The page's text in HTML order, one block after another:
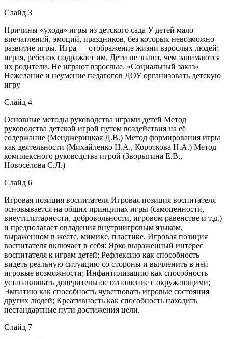
Слайд 3
Причины «ухода» игры из детского сада У детей мало
впечатлений, эмоций, праздников, без которых невозможно
развитие игры. Игра — отображение жизни взрослых людей:
играя, ребенок подражает им. Дети не знают, чем занимаются
их родители. Не играют взрослые. «Социальный заказ»
Нежелание и неумение педагогов ДОУ организовать детскую
игру
Слайд 4
Основные методы руководства играми детей Метод
руководства детской игрой путем воздействия на её
содержание (Менджерицкая Д.В.) Метод формирования игры
как деятельности (Михайленко Н.А., Короткова Н.А.) Метод
комплексного руководства игрой (Зворыгина Е.В.,
Новосёлова С.Л.)
Слайд 6
Игровая позиция воспитателя Игровая позиция воспитателя
основывается на общих принципах игры (самоценности,
внеутилитарности, добровольности, игровом равенстве и т.д.)
и предполагает овладения внутриигровым языком,
выраженном в жесте, мимике, пластике. Игровая позиция
воспитателя включает в себя: Ярко выраженный интерес
воспитателя к играм детей; Рефлексию как способность
видеть реальную ситуацию со стороны и вычленить в ней
игровые возможности; Инфантилизацию как способность
устанавливать доверительное отношение с окружающими;
Эмпатию как способность чувствовать игровые состояния
других людей; Креативность как способность находить
нестандартные пути достижения цели.
Слайд 7